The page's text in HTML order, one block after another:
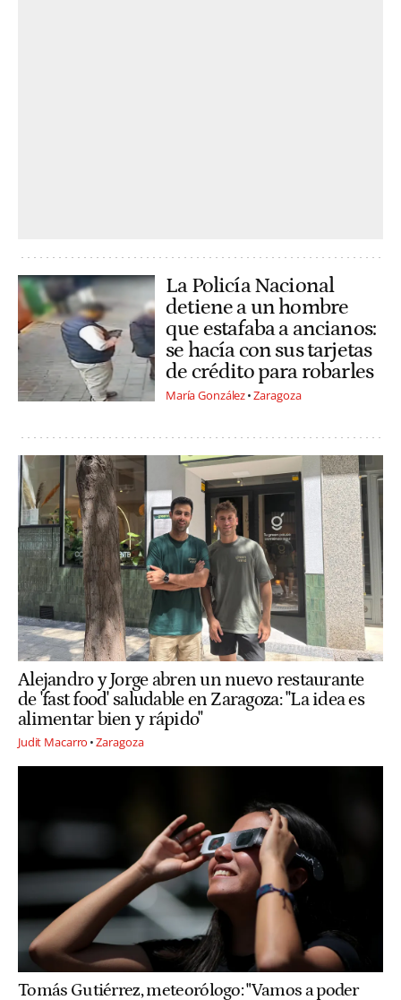
La Policía Nacional
detiene a un hombre
que estafaba a ancianos:
se hacía con sus tarjetas
de crédito para robarles
María González Zaragoza
Alejandro y Jorge abren un nuevo restaurante
de 'fast food' saludable en Zaragoza: "La idea es
alimentar bien y rápido"
Judit Macarro Zaragoza
Tomás Gutiérrez, meteorólogo: "Vamos a poder